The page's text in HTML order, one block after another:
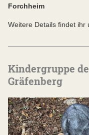
Forchheim
Weitere Details findet ihr
Kindergruppe
Gräfenberg